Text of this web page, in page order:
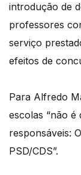
introdução de
professores
serviço
efeitos de
Para Alfredo
escolas “não é
responsáveis:
PSD/CDS”.